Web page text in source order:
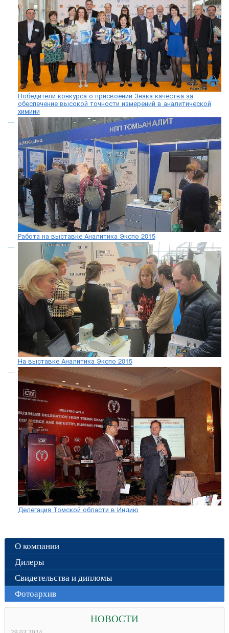
Победители конкурса о присвоении Знака качества за
обеспечение высокой точности измерений в аналитической
химиии
Работа на выставке Аналитика Экспо 2015
На выставке Аналитика Экспо 2015
Делегация Томской области в Индию
О компании
Дилеры
Свидетельства и дипломы
Фотоархив
НОВОСТИ